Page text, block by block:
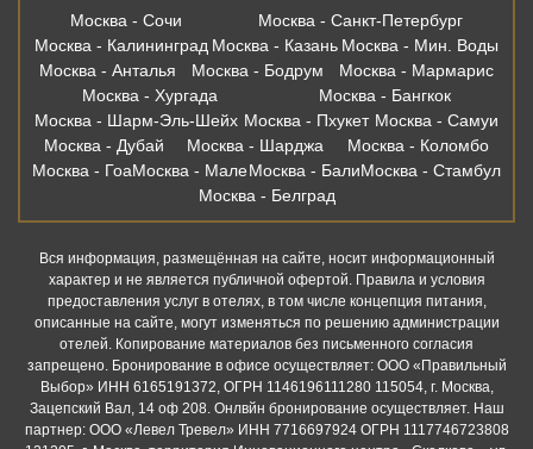
Москва - Сочи
Москва - Санкт-Петербург
Москва - Калининград Москва - Казань Москва - Мин. Воды
Москва - Анталья
Москва - Бодрум
Москва - Мармарис
Москва - Хургада
Москва - Бангкок
Москва - Шарм-Эль-Шейх Москва - Пхукет Москва - Самуи
Москва - Дубай
Москва - Шарджа
Москва - Коломбо
Москва - ГоаМосква - МалеМосква - БалиМосква - Стамбул
Москва - Белград
Вся информация, размещённая на сайте, носит информационный
характер и не является публичной офертой. Правила и условия
предоставления услуг в отелях, в том числе концепция питания,
описанные на сайте, могут изменяться по решению администрации
отелей. Копирование материалов без письменного согласия
запрещено. Бронирование в офисе осуществляет: ООО «Правильный
Выбор» ИНН 6165191372, ОГРН 1146196111280 115054, г. Москва,
Зацепский Вал, 14 оф 208. Онлвйн бронирование осуществляет. Наш
партнер: ООО «Левел Тревел» ИНН 7716697924 ОГРН 1117746723808